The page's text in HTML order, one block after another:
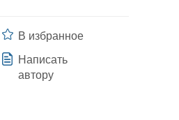
В избранное
Написать
автору